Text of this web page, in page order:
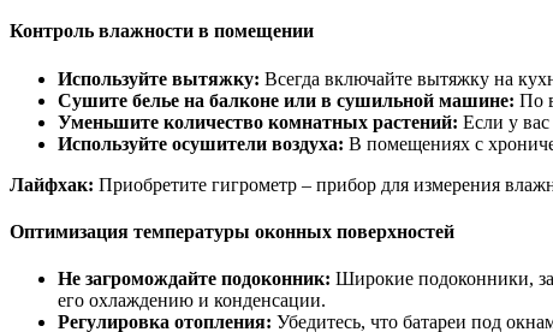
Контроль влажности в помещении
Используйте вытяжку: Всегда включайте вытяжку на
Сушите белье на балконе или в сушильной машине: По
Уменьшите количество комнатных растений: Если у
Используйте осушители воздуха: В помещениях с
Лайфхак: Приобретите гигрометр – прибор для измерения
Оптимизация температуры оконных поверхностей
Не загромождайте подоконник: Широкие подоконники,
его охлаждению и конденсации.
Регулировка отопления: Убедитесь, что батареи под